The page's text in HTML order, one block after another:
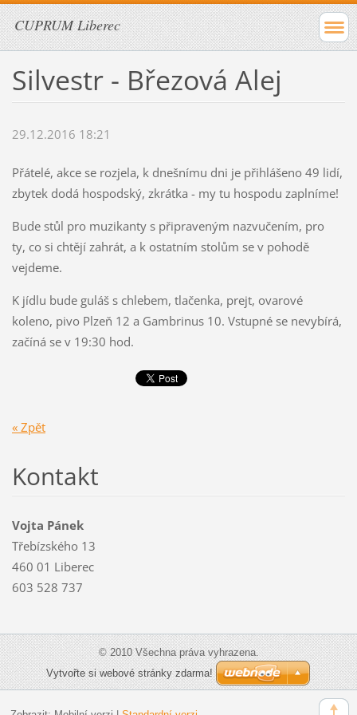
CUPRUM Liberec
Silvestr - Březová Alej
29.12.2016 18:21
Přátelé, akce se rozjela, k dnešnímu dni je přihlášeno 49 lidí,
zbytek dodá hospodský, zkrátka - my tu hospodu zaplníme!
Bude stůl pro muzikanty s připraveným nazvučením, pro
ty, co si chtějí zahrát, a k ostatním stolům se v pohodě
vejdeme.
K jídlu bude guláš s chlebem, tlačenka, prejt, ovarové
koleno, pivo Plzeň 12 a Gambrinus 10. Vstupné se nevybírá,
začíná se v 19:30 hod.
« Zpět
Kontakt
Vojta Pánek
Třebízského 13
460 01 Liberec
603 528 737
© 2010 Všechna práva vyhrazena.
Vytvořte si webové stránky zdarma!